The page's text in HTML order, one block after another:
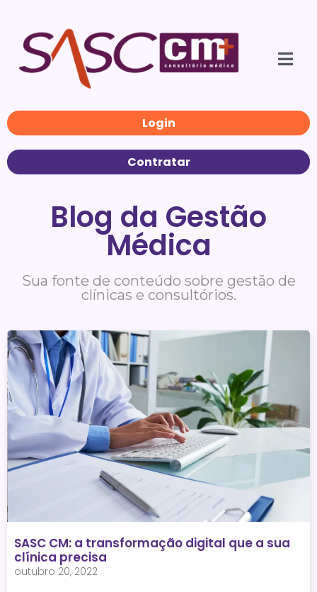
Login
Contratar
Blog da Gestão
Médica
Sua fonte de conteúdo sobre gestão de
clínicas e consultórios.
SASC CM: a transformação digital que a sua
clínica precisa
outubro 20, 2022